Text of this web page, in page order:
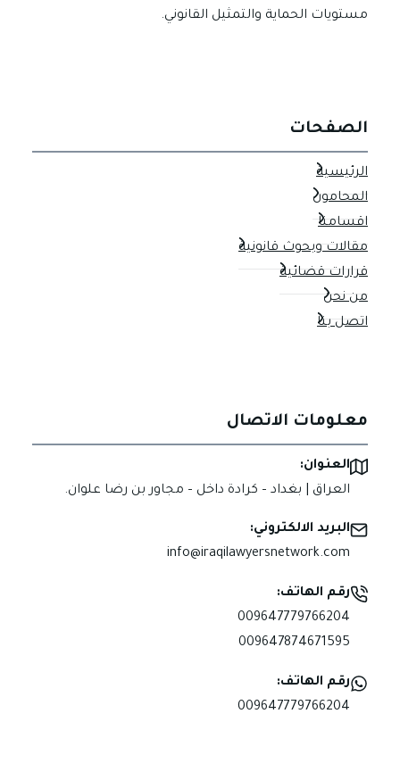
مستويات الحماية والتمثيل القانوني.
الصفحات
الرئيسية
المحامون
اقسامنا
مقالات وبحوث قانونية
قرارات قضائية
من نحن
اتصل بنا
معلومات الاتصال
العنوان:
العراق | بغداد – كرادة داخل – مجاور بن رضا علوان.
البريد الالكتروني:
info@iraqilawyersnetwork.com
رقم الهاتف:
009647779766204
009647874671595
رقم الهاتف:
009647779766204